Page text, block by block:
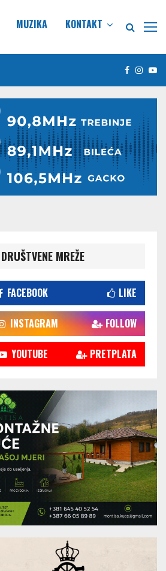
MUZIKA KONTAKT
Facebook
DRUŠTVENE MREŽE
FACEBOOK LIKE
INSTAGRAM FOLLOW
YOUTUBE PRETPLATA